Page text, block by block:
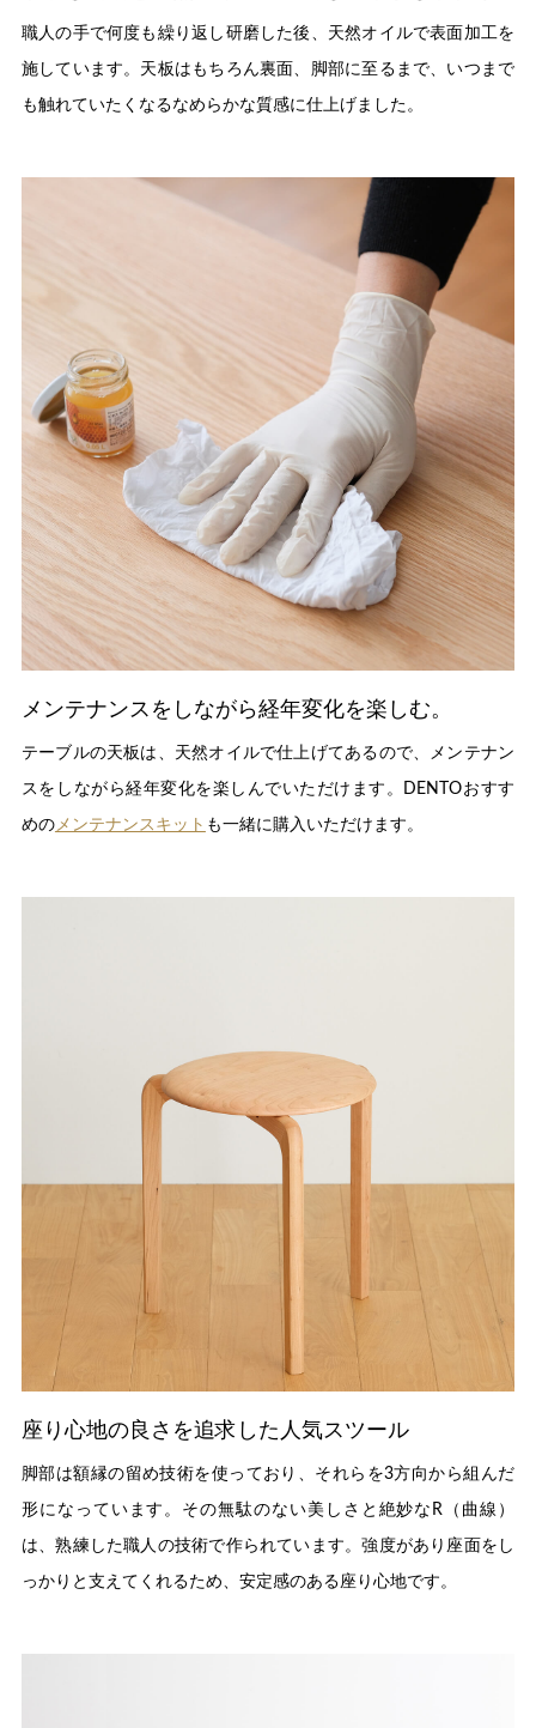
職人の手で何度も繰り返し研磨した後、天然オイルで表面加工を
施しています。天板はもちろん裏面、脚部に至るまで、いつまで
も触れていたくなるなめらかな質感に仕上げました。
メンテナンスをしながら経年変化を楽しむ。
テーブルの天板は、天然オイルで仕上げてあるので、メンテナン
スをしながら経年変化を楽しんでいただけます。DENTOおすす
めのメンテナンスキット も一緒に購入いただけます。
座り心地の良さを追求した人気スツール
脚部は額縁の留め技術を使っており、それらを3方向から組んだ
形になっています。その無駄のない美しさと絶妙なR（曲線）
は、熟練した職人の技術で作られています。強度があり座面をし
っかりと支えてくれるため、安定感のある座り心地です。